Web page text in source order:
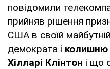
повідомили
прийняв рішення
США в своїй
демократа і
Хілларі Клінтон і що